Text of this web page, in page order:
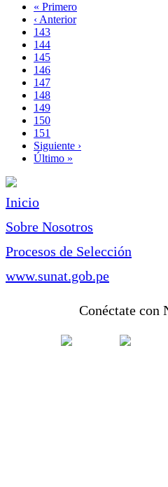
Paginación
Primera
página
« Primero
Página
anterior
‹ Anterior
Page
143
Page
144
Page
145
Page
146
Página
actual
147
Page
148
Page
149
Page
150
Page
151
Siguiente
página
Siguiente ›
Última
Último »
Inicio
Sobre Nosotros
Procesos de Selección
www.sunat.gob.pe
Conéctate con